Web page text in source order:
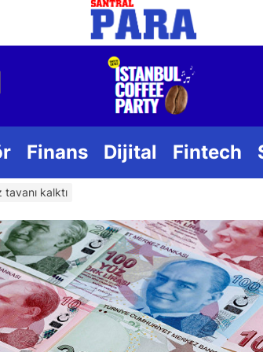
Finans Dijital Fintech
tavanı kalktı